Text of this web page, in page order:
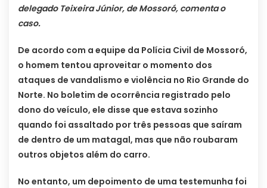
delegado Teixeira Júnior, de Mossoró, comenta o
caso.
De acordo com a equipe da Polícia Civil de Mossoró,
o homem tentou aproveitar o momento dos
ataques de vandalismo e violência no Rio Grande do
Norte. No boletim de ocorrência registrado pelo
dono do veículo, ele disse que estava sozinho
quando foi assaltado por três pessoas que saíram
de dentro de um matagal, mas que não roubaram
outros objetos além do carro.
No entanto, um depoimento de uma testemunha foi